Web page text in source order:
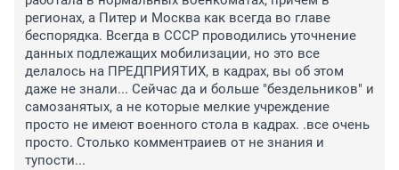
регионах, а Питер и Москва как всегда во главе
беспорядка. Всегда в СССР проводились уточнение
данных подлежащих мобилизации, но это все
делалось на ПРЕДПРИЯТИХ, в кадрах, вы об этом
даже не знали... Сейчас да и больше "бездельников" и
самозанятых, а не которые мелкие учреждение
просто не имеют военного стола в кадрах. .все очень
просто. Столько комментраиев от не знания и
тупости...